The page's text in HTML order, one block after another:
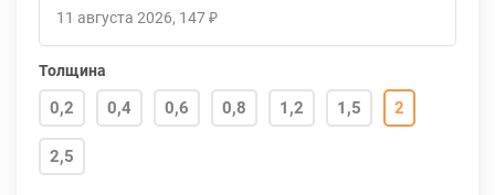
11 августа 2026 147 ₽
Толщина
0,2 0,4 0,6 0,8 1,2 1,5 2
2,5